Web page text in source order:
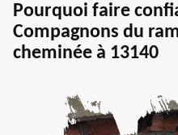
Pourquoi faire
Compagnons du
cheminée à 13140